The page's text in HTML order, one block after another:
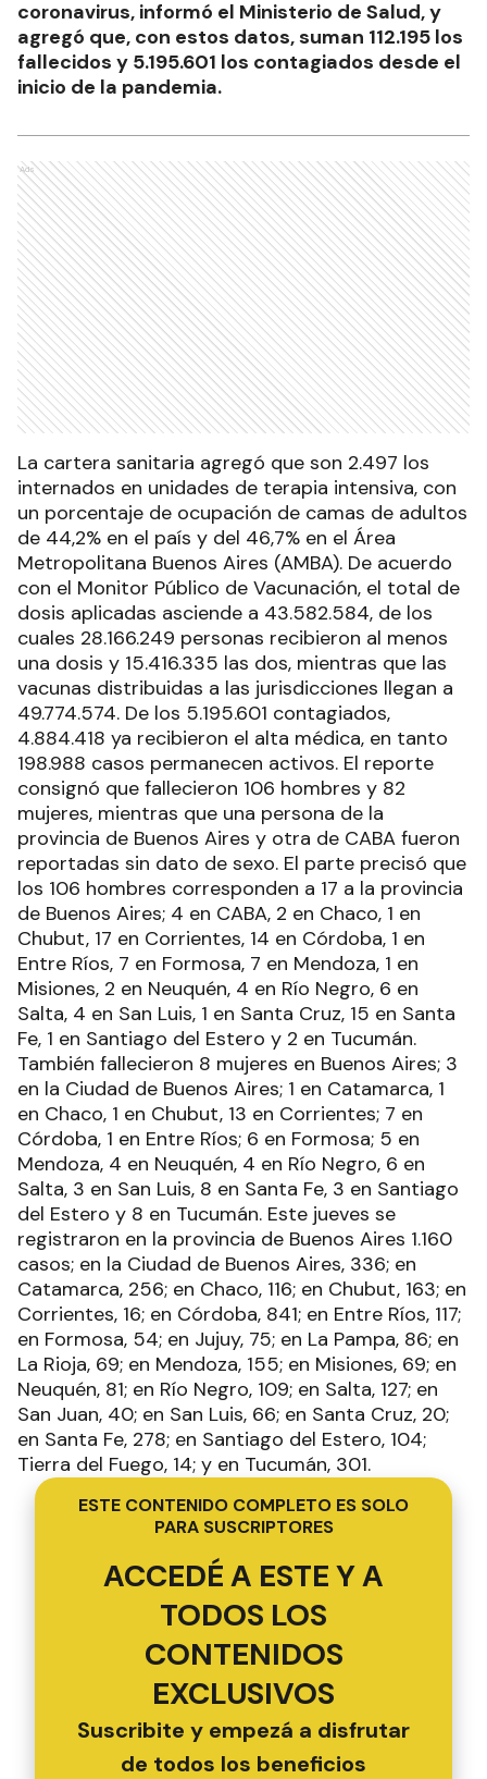
coronavirus, informó el Ministerio de Salud, y
agregó que, con estos datos, suman 112.195 los
fallecidos y 5.195.601 los contagiados desde el
inicio de la pandemia.
Ads
La cartera sanitaria agregó que son 2.497 los
internados en unidades de terapia intensiva, con
un porcentaje de ocupación de camas de adultos
de 44,2% en el país y del 46,7% en el Área
Metropolitana Buenos Aires (AMBA). De acuerdo
con el Monitor Público de Vacunación, el total de
dosis aplicadas asciende a 43.582.584, de los
cuales 28.166.249 personas recibieron al menos
una dosis y 15.416.335 las dos, mientras que las
vacunas distribuidas a las jurisdicciones llegan a
49.774.574. De los 5.195.601 contagiados,
4.884.418 ya recibieron el alta médica, en tanto
198.988 casos permanecen activos. El reporte
consignó que fallecieron 106 hombres y 82
mujeres, mientras que una persona de la
provincia de Buenos Aires y otra de CABA fueron
reportadas sin dato de sexo. El parte precisó que
los 106 hombres corresponden a 17 a la provincia
de Buenos Aires; 4 en CABA, 2 en Chaco, 1 en
Chubut, 17 en Corrientes, 14 en Córdoba, 1 en
Entre Ríos, 7 en Formosa, 7 en Mendoza, 1 en
Misiones, 2 en Neuquén, 4 en Río Negro, 6 en
Salta, 4 en San Luis, 1 en Santa Cruz, 15 en Santa
Fe, 1 en Santiago del Estero y 2 en Tucumán.
También fallecieron 8 mujeres en Buenos Aires; 3
en la Ciudad de Buenos Aires; 1 en Catamarca, 1
en Chaco, 1 en Chubut, 13 en Corrientes; 7 en
Córdoba, 1 en Entre Ríos; 6 en Formosa; 5 en
Mendoza, 4 en Neuquén, 4 en Río Negro, 6 en
Salta, 3 en San Luis, 8 en Santa Fe, 3 en Santiago
del Estero y 8 en Tucumán. Este jueves se
registraron en la provincia de Buenos Aires 1.160
casos; en la Ciudad de Buenos Aires, 336; en
Catamarca, 256; en Chaco, 116; en Chubut, 163; en
Corrientes, 16; en Córdoba, 841; en Entre Ríos, 117;
en Formosa, 54; en Jujuy, 75; en La Pampa, 86; en
La Rioja, 69; en Mendoza, 155; en Misiones, 69; en
Neuquén, 81; en Río Negro, 109; en Salta, 127; en
San Juan, 40; en San Luis, 66; en Santa Cruz, 20;
en Santa Fe, 278; en Santiago del Estero, 104;
Tierra del Fuego, 14; y en Tucumán, 301.
ESTE CONTENIDO COMPLETO ES SOLO
PARA SUSCRIPTORES
ACCEDÉ A ESTE Y A
TODOS LOS
CONTENIDOS
EXCLUSIVOS
Suscribite y empezá a disfrutar
de todos los beneficios